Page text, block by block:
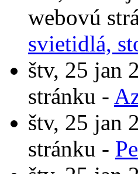
webovú
svietidlá,
štv, 25 jan
stránku -
štv, 25 jan
stránku -